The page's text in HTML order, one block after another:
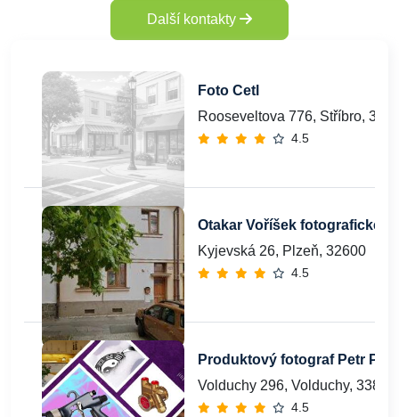
Další kontakty
Foto Cetl
Rooseveltova 776, Stříbro,
4.5
Otakar Voříšek fotografické
Kyjevská 26, Plzeň, 32600
4.5
Produktový fotograf Petr Paul
Volduchy 296, Volduchy, 338 22
4.5